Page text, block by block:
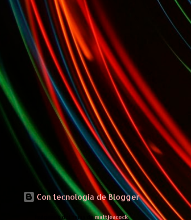
Con tecnología de Blogger
Imágenes del tema demattjeacock